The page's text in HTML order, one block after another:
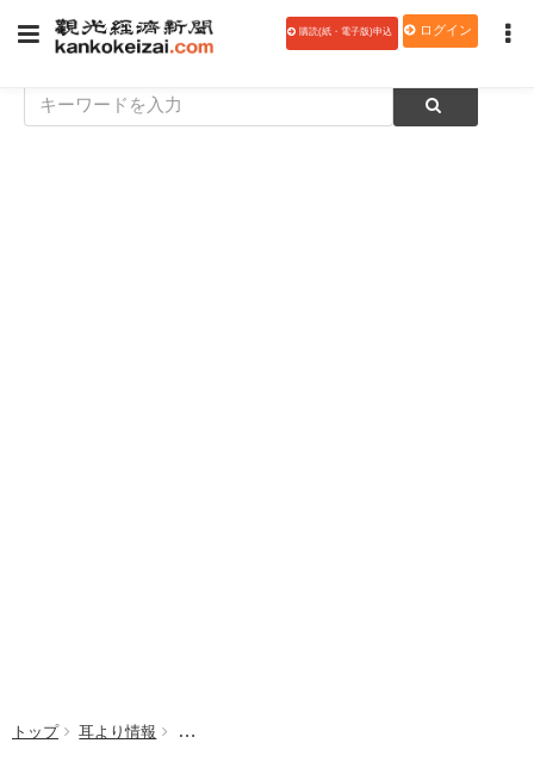
購読(紙・電子版)申込 ログイン
トップ 耳より情報 【PR】私たちは、お客様に信頼される旅行広告